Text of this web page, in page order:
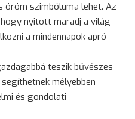
öröm szimbóluma lehet. Az
nyitott maradj a világ
a mindennapok apró
teszik bűvészes
mélyebben
és gondolati